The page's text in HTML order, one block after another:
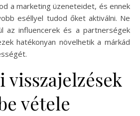
a marketing üzeneteidet, és ennek
eséllyel tudod őket aktiválni. Ne
az influencerek és a partnerségek
hatékonyan növelhetik a márkád
visszajelzések
vétele